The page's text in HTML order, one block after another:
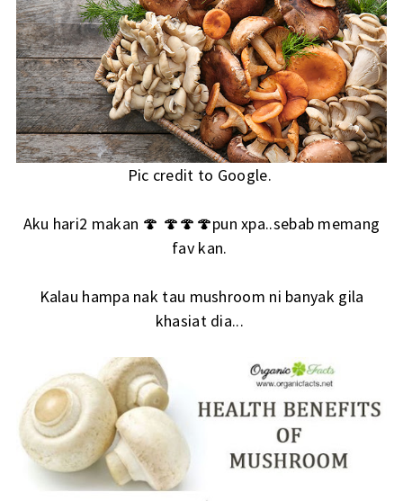
Pic credit to Google.
Aku hari2 makan 🍄 🍄🍄🍄pun xpa..sebab memang
fav kan.
Kalau hampa nak tau mushroom ni banyak gila
khasiat dia...